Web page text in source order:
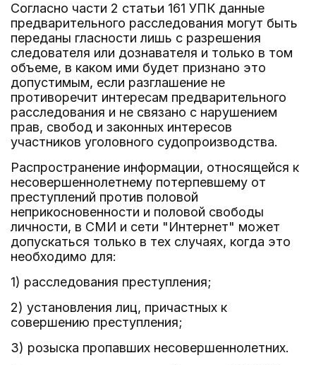
Согласно части 2 статьи 161 УПК данные
предварительного расследования могут быть
переданы гласности лишь с разрешения
следователя или дознавателя и только в том
объеме, в каком ими будет признано это
допустимым, если разглашение не
противоречит интересам предварительного
расследования и не связано с нарушением
прав, свобод и законных интересов
участников уголовного судопроизводства.
Распространение информации, относящейся к
несовершеннолетнему потерпевшему от
преступлений против половой
неприкосновенности и половой свободы
личности, в СМИ и сети "Интернет" может
допускаться только в тех случаях, когда это
необходимо для:
1) расследования преступления;
2) установления лиц, причастных к
совершению преступления;
3) розыска пропавших несовершеннолетних.